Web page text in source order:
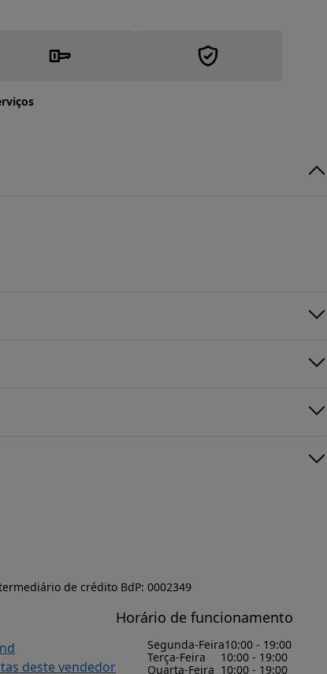
de crédito BdP: 0002349
deste vendedor
Horário de funcionamento
Segunda-Feira10:00 - 19:00
Terça-Feira
10:00 - 19:00
Quarta-Feira 10:00 - 19:00